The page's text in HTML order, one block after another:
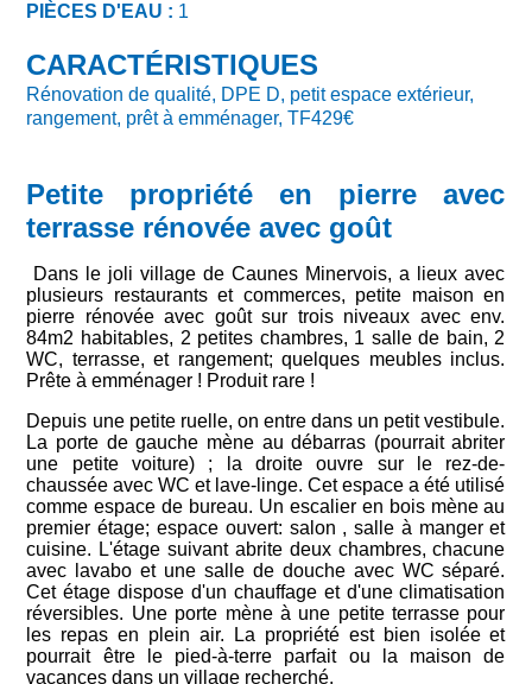
PIÈCES D'EAU : 1
CARACTÉRISTIQUES
Rénovation de qualité, DPE D, petit espace extérieur,
rangement, prêt à emménager, TF429€
Petite propriété en pierre avec
terrasse rénovée avec goût
Dans le joli village de Caunes Minervois, a lieux avec
plusieurs restaurants et commerces, petite maison en
pierre rénovée avec goût sur trois niveaux avec env.
84m2 habitables, 2 petites chambres, 1 salle de bain, 2
WC, terrasse, et rangement; quelques meubles inclus.
Prête à emménager ! Produit rare !
Depuis une petite ruelle, on entre dans un petit vestibule.
La porte de gauche mène au débarras (pourrait abriter
une petite voiture) ; la droite ouvre sur le rez-de-
chaussée avec WC et lave-linge. Cet espace a été utilisé
comme espace de bureau. Un escalier en bois mène au
premier étage; espace ouvert: salon , salle à manger et
cuisine. L'étage suivant abrite deux chambres, chacune
avec lavabo et une salle de douche avec WC séparé.
Cet étage dispose d'un chauffage et d'une climatisation
réversibles. Une porte mène à une petite terrasse pour
les repas en plein air. La propriété est bien isolée et
pourrait être le pied-à-terre parfait ou la maison de
vacances dans un village recherché.